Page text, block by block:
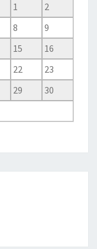
1
2
8
9
15
16
22
23
29
30